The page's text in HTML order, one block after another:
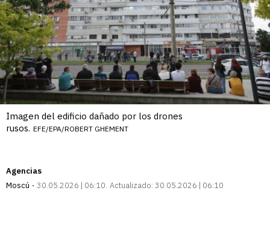
Imagen del edificio dañado por los drones
rusos. EFE/EPA/ROBERT GHEMENT
Agencias
Moscú
30.05.2026 | 06:10 Actualizado: 30.05.2026 | 06:10